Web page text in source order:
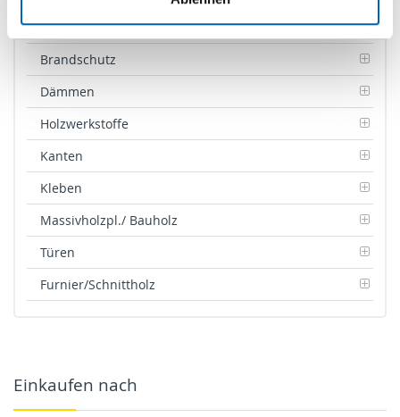
Kollektion / Flyer
Brandschutz
Dämmen
Holzwerkstoffe
Kanten
Kleben
Massivholzpl./ Bauholz
Türen
Furnier/Schnittholz
Einkaufen nach